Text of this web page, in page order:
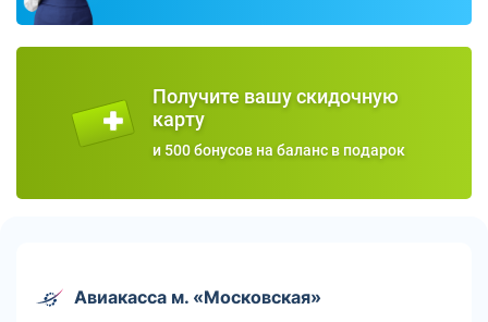
Получите вашу скидочную
карту
и 500 бонусов на баланс в подарок
Авиакасса м. «Московская»